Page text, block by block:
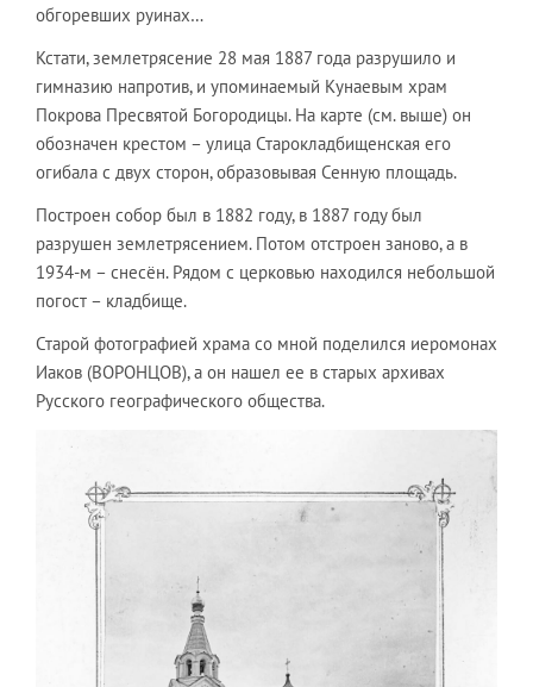
обгоревших руинах…
Кстати, землетрясение 28 мая 1887 года разрушило и
гимназию напротив, и упоминаемый Кунаевым храм
Покрова Пресвятой Богородицы. На карте (см. выше) он
обозначен крестом – улица Старокладбищенская его
огибала с двух сторон, образовывая Сенную площадь.
Построен собор был в 1882 году, в 1887 году был
разрушен землетрясением. Потом отстроен заново, а в
1934-м – снесён. Рядом с церковью находился небольшой
погост – кладбище.
Старой фотографией храма со мной поделился иеромонах
Иаков (ВОРОНЦОВ), а он нашел ее в старых архивах
Русского географического общества.